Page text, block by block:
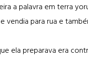
a palavra em terra
vendia para rua e
ela preparava era